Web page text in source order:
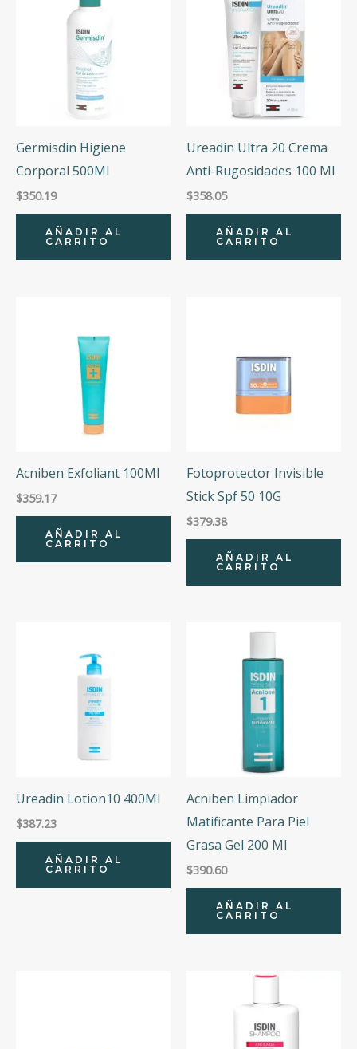
Germisdin Higiene
Corporal 500Ml
$350.19
AÑADIR AL
CARRITO
Ureadin Ultra 20 Crema
Anti-Rugosidades 100 Ml
$358.05
AÑADIR AL
CARRITO
Acniben Exfoliant 100Ml
$359.17
AÑADIR AL
CARRITO
Fotoprotector Invisible
Stick Spf 50 10G
$379.38
AÑADIR AL
CARRITO
Ureadin Lotion10 400Ml
$387.23
AÑADIR AL
CARRITO
Acniben Limpiador
Matificante Para Piel
Grasa Gel 200 Ml
$390.60
AÑADIR AL
CARRITO